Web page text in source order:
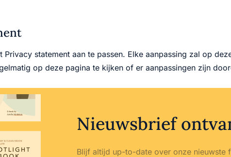
statement aan te passen. Elke aanpassing zal op
op deze pagina te kijken of er aanpassingen zijn
Nieuwsbrief
Blijf altijd up-to-date over onze nieuwste